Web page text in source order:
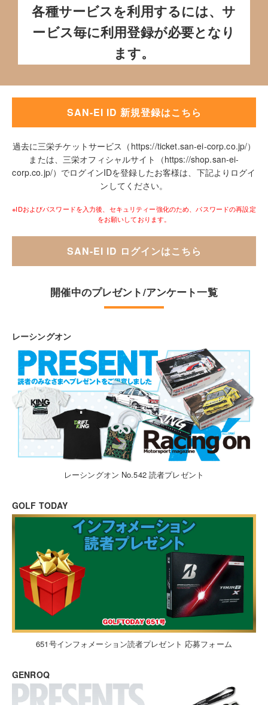
各種サービスを利用するには、サ
ービス毎に利用登録が必要となり
ます。
SAN-EI ID 新規登録はこちら
過去に三栄チケットサービス（https://ticket.san-ei-corp.co.jp/）
または、三栄オフィシャルサイト（https://shop.san-ei-
corp.co.jp/）でログインIDを登録したお客様は、下記よりログイ
ンしてください。
※IDおよびパスワードを入力後、セキュリティー強化のため、パスワードの再設定
をお願いしております。
SAN-EI ID ログインはこちら
開催中のプレゼント/アンケート一覧
レーシングオン
レーシングオン No.542 読者プレゼント
GOLF TODAY
651号インフォメーション読者プレゼント 応募フォーム
GENROQ